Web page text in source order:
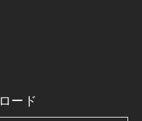
ード